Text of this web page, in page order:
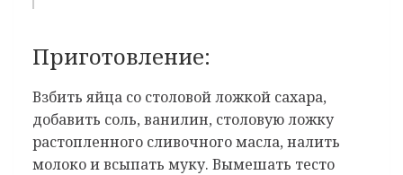
Приготовление:
Взбить яйца со столовой ложкой сахара,
добавить соль, ванилин, столовую ложку
растопленного сливочного масла, налить
молоко и всыпать муку. Вымешать тесто